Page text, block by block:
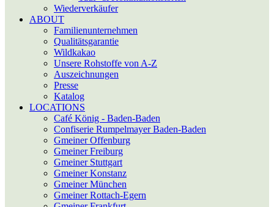
Wiederverkäufer
ABOUT
Familienunternehmen
Qualitätsgarantie
Wildkakao
Unsere Rohstoffe von A-Z
Auszeichnungen
Presse
Katalog
LOCATIONS
Café König - Baden-Baden
Confiserie Rumpelmayer Baden-Baden
Gmeiner Offenburg
Gmeiner Freiburg
Gmeiner Stuttgart
Gmeiner Konstanz
Gmeiner München
Gmeiner Rottach-Egern